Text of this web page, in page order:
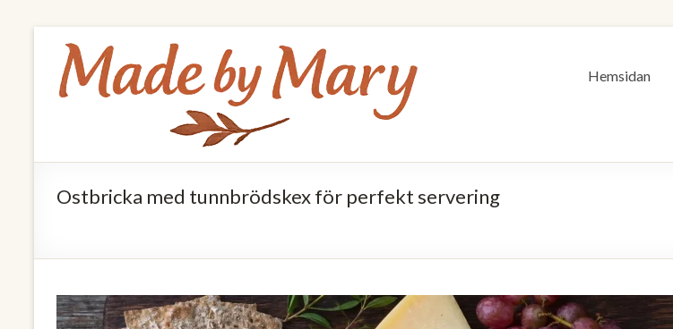
content
Made
by
Allt
om
mat
Hemsidan
Ostbricka med tunnbrödskex för perfekt servering